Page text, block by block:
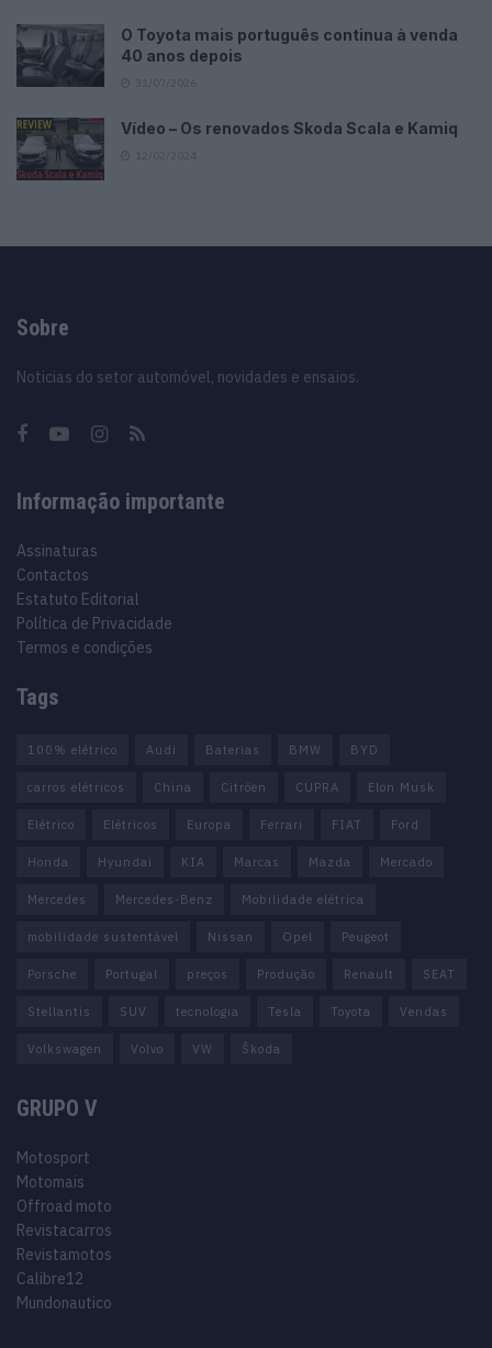
O Toyota mais português continua à venda
40 anos depois
Vídeo – Os renovados Skoda Scala e Kamiq
Sobre
Noticias do setor automóvel, novidades e ensaios.
Informação importante
Assinaturas
Contactos
Estatuto Editorial
Política de Privacidade
Termos e condições
Tags
100% elétrico Audi Baterias BMW BYD
carros elétricos China Citröen CUPRA Elon Musk
Elétrico Elétricos Europa Ferrari FIAT Ford
Honda Hyundai KIA Marcas Mazda Mercado
Mercedes Mercedes-Benz Mobilidade elétrica
mobilidade sustentável Nissan Opel Peugeot
Porsche Portugal preços Produção Renault SEAT
Stellantis SUV tecnologia Tesla Toyota Vendas
Volkswagen Volvo VW Škoda
GRUPO V
Motosport
Motomais
Offroad moto
Revistacarros
Revistamotos
Calibre12
Mundonautico